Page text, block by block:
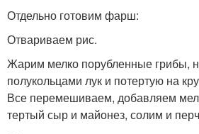
Отдельно готовим фарш:
Отвариваем рис.
Жарим мелко порубленные грибы,
полукольцами лук и потертую на
Все перемешиваем, добавляем
тертый сыр и майонез, солим и